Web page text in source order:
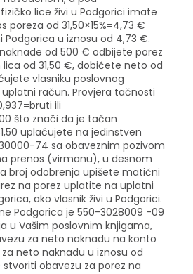
lice živi u Podgorici imate
poreza od 31,50×15%=4,73 €
u iznosu od 4,73 €.
od 500 € odbijete porez
od 31,50 €, dobićete neto od
vlasniku poslovnog
račun. Provjera tačnosti
ili
što znači da je tačan
uplaćujete na jedinstven
74 sa obaveznim pozivom
prenos (virmanu), u desnom
broj odobrenja upišete matični
na porez uplatite na uplatni
ako vlasnik živi u Podgorici.
Podgorica je 550-3028009 -09
u Vašim poslovnim knjigama,
za neto naknadu na konto
neto naknadu u iznosu od
obavezu za porez na